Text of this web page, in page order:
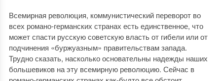
Всемирная революция, коммунистический переворот во
всех романо-германских странах есть единственное, что
может спасти русскую советскую власть от гибели или от
подчинения «буржуазным» правительствам запада.
Трудно сказать, насколько основательны надежды наших
большевиков на эту всемирную революцию. Сейчас в